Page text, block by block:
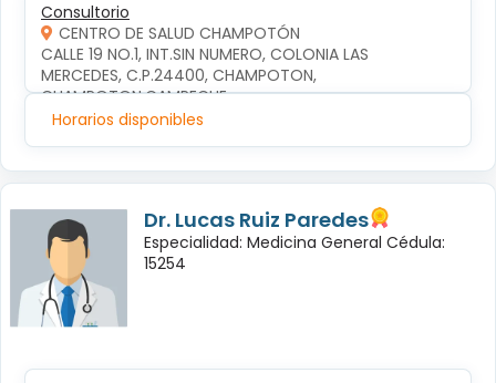
Consultorio
CENTRO DE SALUD CHAMPOTÓN
CALLE 19 NO.1, INT.SIN NUMERO, COLONIA LAS
MERCEDES, C.P.24400, CHAMPOTON,
CHAMPOTON,CAMPECHE
Horarios disponibles
Dr. Lucas Ruiz Paredes
Especialidad: Medicina General Cédula:
15254